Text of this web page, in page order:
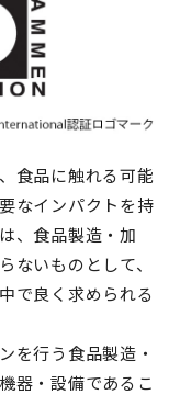
食品に触れる可能
なインパクトを持
、食品製造・加
ないものとして、
で良く求められる
を行う食品製造・
器・設備であるこ